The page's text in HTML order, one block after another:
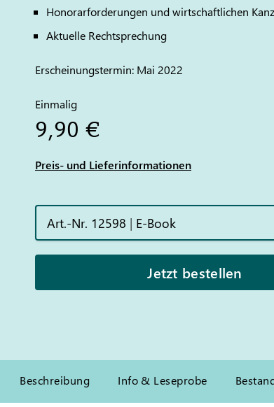
Honorarforderungen und wirtschaftlichen
Aktuelle Rechtsprechung
Erscheinungstermin: Mai 2022
Einmalig
9,90 €
Preis- und Lieferinformationen
Art.-Nr. 12598 | E-Book
Jetzt bestellen
Beschreibung Info & Leseprobe